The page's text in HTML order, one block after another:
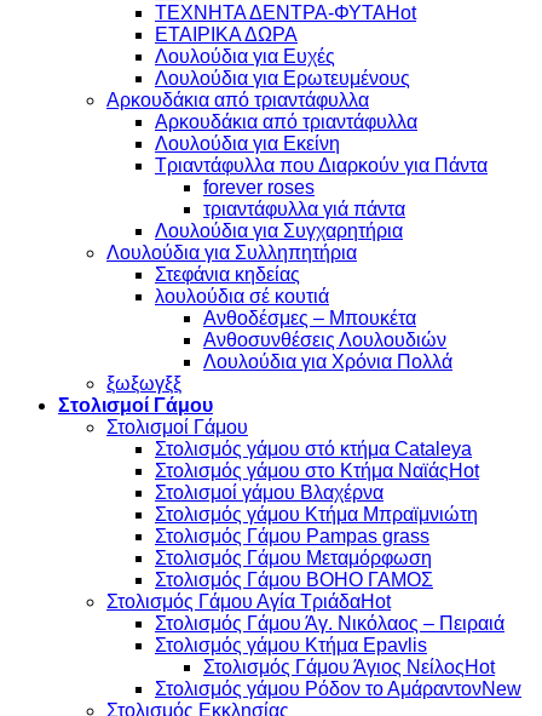
ΤΕΧΝΗΤΑ ΔΕΝΤΡΑ-ΦΥΤΑ
ΕΤΑΙΡΙΚΑ ΔΩΡΑ
Λουλούδια για Ευχές
Λουλούδια για Ερωτευμένους
Aρκουδάκια από τριαντάφυλλα
Aρκουδάκια από τριαντάφυλλα
Λουλούδια για Εκείνη
Τριαντάφυλλα που Διαρκούν για Πάντα
forever roses
τριαντάφυλλα γιά πάντα
Λουλούδια για Συγχαρητήρια
Λουλούδια για Συλληπητήρια
Στεφάνια κηδείας
λουλούδια σέ κουτιά
Ανθοδέσμες – Μπουκέτα
Ανθοσυνθέσεις Λουλουδιών
Λουλούδια για Χρόνια Πολλά
ξωξωγξξ
Στολισμοί Γάμου
Στολισμοί Γάμου
Στολισμός γάμου στό κτήμα Cataleya
Στολισμός γάμου στο Κτήμα Ναϊάς
Στολισμοί γάμου Βλαχέρνα
Στολισμός γάμου Κτήμα Μπραϊμνιώτη
Στολισμός Γάμου Pampas grass
Στολισμός Γάμου Μεταμόρφωση
Στολισμός Γάμου BOHO ΓΑΜΟΣ
Στολισμός Γάμου Αγία Τριάδα
Στολισμός Γάμου Άγ. Νικόλαος – Πειραιά
Στολισμός γάμου Κτήμα Epavlis
Στολισμός Γάμου Άγιος Νείλος
Στολισμός γάμου Ρόδον το Αμάραντον
Στολισμός Εκκλησίας